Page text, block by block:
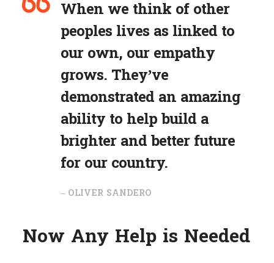
When we think of other
peoples lives as linked to
our own, our empathy
grows. They’ve
demonstrated an amazing
ability to help build a
brighter and better future
for our country.
– OLIVER SANDERO
Now Any Help is Needed